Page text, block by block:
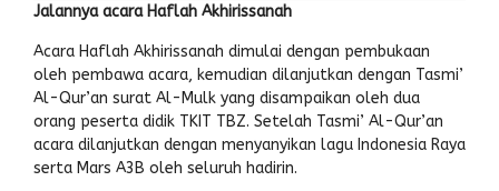
Jalannya acara Haflah Akhirissanah
Acara Haflah Akhirissanah dimulai dengan pembukaan
oleh pembawa acara, kemudian dilanjutkan dengan Tasmi’
Al-Qur’an surat Al-Mulk yang disampaikan oleh dua
orang peserta didik TKIT TBZ. Setelah Tasmi’ Al-Qur’an
acara dilanjutkan dengan menyanyikan lagu Indonesia Raya
serta Mars A3B oleh seluruh hadirin.